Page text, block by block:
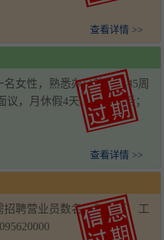
查看详情 >>
女性，熟悉办公软件，45周
，月休假4天。联系电话；
查看详情 >>
聘营业员数名，正常班，工